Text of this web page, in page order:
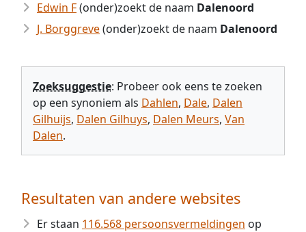
Edwin F(onder)zoekt de naam Dalenoord
J. Borggreve(onder)zoekt de naam Dalenoord
Zoeksuggestie: Probeer ook eens te zoeken
op een synoniem als Dahlen, Dale, Dalen
Gilhuijs, Dalen Gilhuys, Dalen Meurs, Van
Dalen.
Resultaten van andere websites
Er staan 116.568 persoonsvermeldingen op